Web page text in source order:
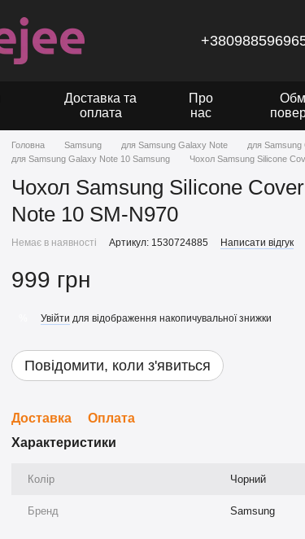
Доставка та
оплата
Про
нас
Головна Samsung для Samsung Galaxy Note
для
для Samsung Galaxy Note 10 Samsung
Чохол Samsung Silicone
Чохол Samsung Silicone
Note 10 SM-N970
Немає в наявності Артикул: 1530724885 Написати відгук
999 грн
Увійти для відображення накопичувальної знижки
Повідомити, коли з'явиться
Доставка
Оплата
Характеристики
Колір Чорний
Бренд Samsung